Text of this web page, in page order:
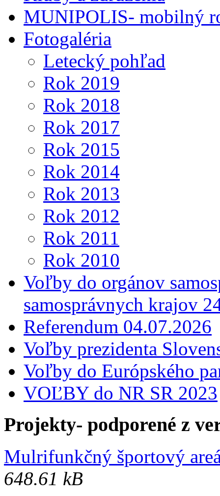
MUNIPOLIS- mobilný
Fotogaléria
Letecký pohľad
Rok 2019
Rok 2018
Rok 2017
Rok 2015
Rok 2014
Rok 2013
Rok 2012
Rok 2011
Rok 2010
Voľby do orgánov
samosprávnych krajov
Referendum 04.07.2026
Voľby prezidenta
Voľby do Európského
VOĽBY do NR SR 2023
Projekty- podporené z
Mulrifunkčný športový
648.61 kB